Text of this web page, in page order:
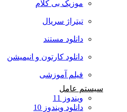
موزیک بی کلام
تیتراژ سریال
دانلود مستند
دانلود کارتون و انیمیشن
فیلم آموزشی
سیستم عامل
ویندوز 11
دانلود ویندوز 10